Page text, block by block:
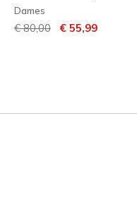
Dames
Prijs verlaagd van
€ 80,00 naar
€ 55,99